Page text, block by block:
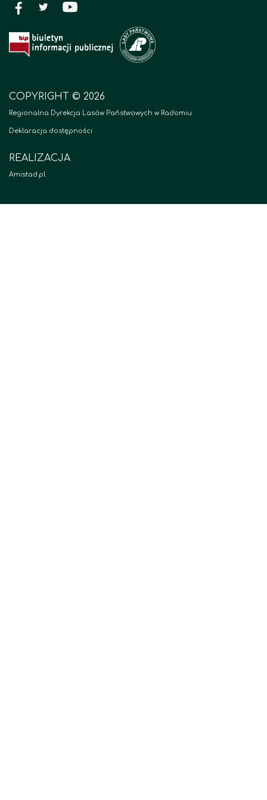
COPYRIGHT © 2026
Regionalna Dyrekcja Lasów Państwowych w Radomiu
Deklaracja dostępności
REALIZACJA
Amistad.pl